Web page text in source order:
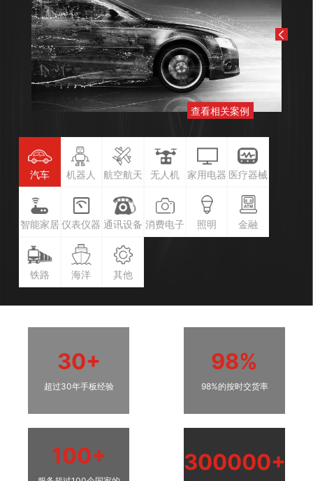
查看相关案例
汽车 机器人 航空航天 无人机 家用电器 医疗器械
智能家居 仪表仪器 通讯设备 消费电子 照明 金融
铁路 海洋 其他
30+
超过30年手板经验
98%
98%的按时交货率
100+ 300000+